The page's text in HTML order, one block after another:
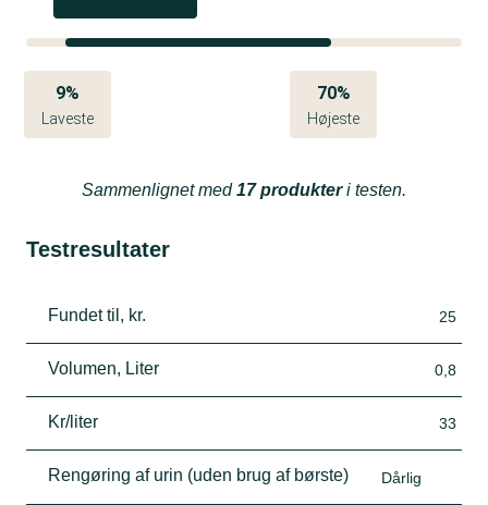
9%
Laveste
70%
Højeste
Sammenlignet med17 produkteri testen.
Testresultater
Fundet til, kr. 25
Volumen, Liter 0,8
Kr/liter 33
Rengøring af urin (uden brug af børste) Dårlig